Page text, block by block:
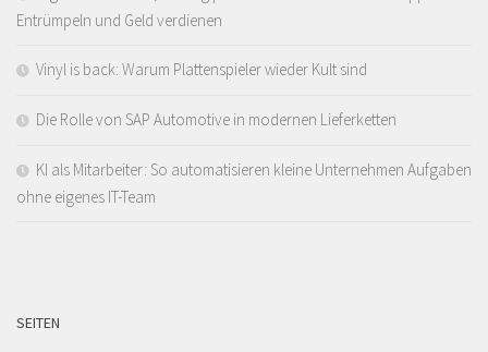
Entrümpeln und Geld verdienen
Vinyl is back: Warum Plattenspieler wieder Kult sind
Die Rolle von SAP Automotive in modernen Lieferketten
KI als Mitarbeiter: So automatisieren kleine Unternehmen Aufgaben
ohne eigenes IT-Team
SEITEN